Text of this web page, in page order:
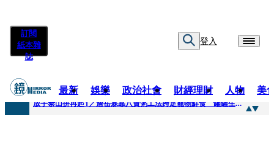
訂閱
紙本雜
誌
登入
最新 娛樂 政治社會 財經理財 人物 美
快訊
放手泰山拚再起1／詹岳霖靠八寶粥工法跨足寵物鮮食 罐罐生產前先請「叼嘴王后」試吃